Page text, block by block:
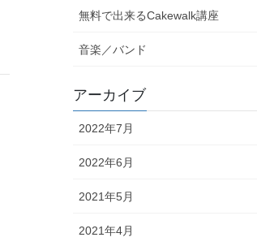
無料で出来るCakewalk講座
音楽／バンド
アーカイブ
2022年7月
2022年6月
2021年5月
2021年4月